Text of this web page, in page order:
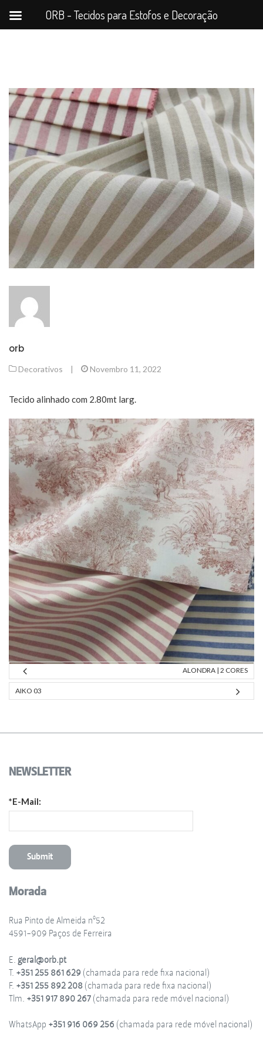
orb
Decorativos | Novembro 11, 2022
Tecido alinhado com 2.80mt larg.
ALONDRA | 2 CORES
AIKO 03
NEWSLETTER
*E-Mail:
Morada
Rua Pinto de Almeida nº52
4591-909 Paços de Ferreira
E. geral@orb.pt
T. +351 255 861 629 (chamada para rede fixa nacional)
F. +351 255 892 208(chamada para rede fixa nacional)
Tlm. +351 917 890 267(chamada para rede móvel nacional)
WhatsApp +351 916 069 256 (chamada para rede móvel nacional)
ORB - Tecidos para Estofos e Decoração